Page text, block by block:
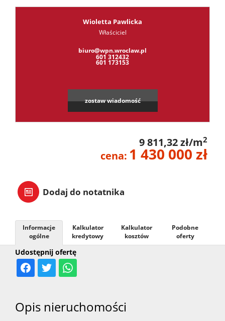
Wioletta Pawlicka
Właściciel
biuro@wpn.wroclaw.pl
601 312432
601 173153
zostaw wiadomość
9 811,32 zł/m2
cena: 1 430 000 zł
Dodaj do notatnika
Udostępnij ofertę
Informacje
ogólne
Kalkulator
kredytowy
Kalkulator
kosztów
Podobne
oferty
Opis nieruchomości